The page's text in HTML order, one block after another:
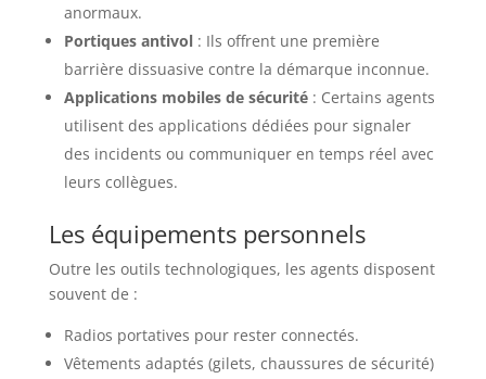
anormaux.
Portiques antivol: Ils offrent une première
barrière dissuasive contre la démarque inconnue.
Applications mobiles de sécurité: Certains agents
utilisent des applications dédiées pour signaler
des incidents ou communiquer en temps réel avec
leurs collègues.
Les équipements personnels
Outre les outils technologiques, les agents disposent
souvent de :
Radios portatives pour rester connectés.
Vêtements adaptés (gilets, chaussures de sécurité)